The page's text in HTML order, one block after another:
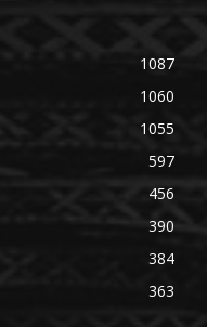
1087
1060
1055
597
456
390
384
363